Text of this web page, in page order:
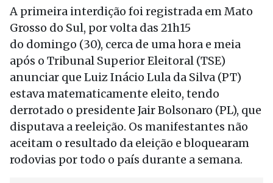
A primeira interdição foi registrada em Mato
Grosso do Sul, por volta das 21h15
do domingo (30), cerca de uma hora e meia
após o Tribunal Superior Eleitoral (TSE)
anunciar que Luiz Inácio Lula da Silva (PT)
estava matematicamente eleito, tendo
derrotado o presidente Jair Bolsonaro (PL), que
disputava a reeleição. Os manifestantes não
aceitam o resultado da eleição e bloquearam
rodovias por todo o país durante a semana.